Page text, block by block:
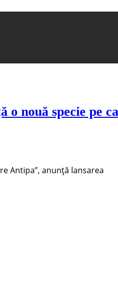
nouă specie pe
Antipa”, anunță lansarea